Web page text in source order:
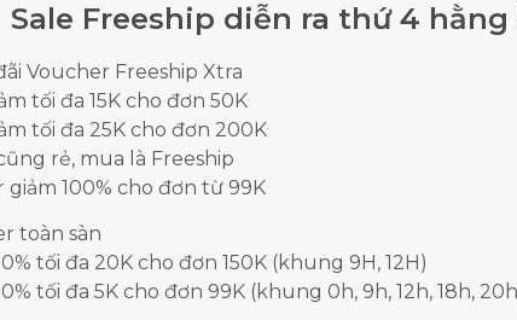
Sale Freeship diễn ra thứ 4
Voucher Freeship Xtra
tối đa 15K cho đơn 50K
tối đa 25K cho đơn 200K
rẻ, mua là Freeship
giảm 100% cho đơn từ 99K
toàn sàn
tối đa 20K cho đơn 150K (khung 9H, 12H)
tối đa 5K cho đơn 99K (khung 0h, 9h, 12h, 18h,